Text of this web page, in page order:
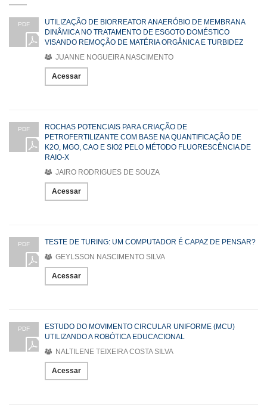
PDF
UTILIZAÇÃO DE BIORREATOR ANAERÓBIO DE MEMBRANA
DINÂMICA NO TRATAMENTO DE ESGOTO DOMÉSTICO
VISANDO REMOÇÃO DE MATÉRIA ORGÂNICA E TURBIDEZ
JUANNE NOGUEIRA NASCIMENTO
Acessar
PDF
ROCHAS POTENCIAIS PARA CRIAÇÃO DE
PETROFERTILIZANTE COM BASE NA QUANTIFICAÇÃO DE
K2O, MGO, CAO E SIO2 PELO MÉTODO FLUORESCÊNCIA DE
RAIO-X
JAIRO RODRIGUES DE SOUZA
Acessar
PDF
TESTE DE TURING: UM COMPUTADOR É CAPAZ DE PENSAR?
GEYLSSON NASCIMENTO SILVA
Acessar
PDF
ESTUDO DO MOVIMENTO CIRCULAR UNIFORME (MCU)
UTILIZANDO A ROBÓTICA EDUCACIONAL
NALTILENE TEIXEIRA COSTA SILVA
Acessar